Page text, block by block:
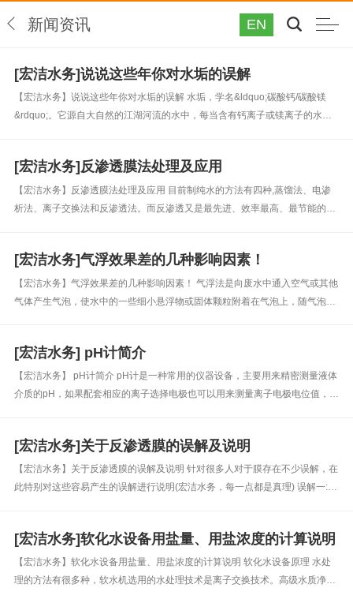
新闻资讯 EN
[宏洁水务]说说这些年你对水垢的误解
【宏洁水务】说说这些年你对水垢的误解 水垢，学名&ldquo;碳酸钙/碳酸镁
&rdquo;。它源自大自然的江湖河流的水中，每当含有钙离子或镁离子的水被
[宏洁水务]反渗透膜法处理及应用
【宏洁水务】反渗透膜法处理及应用 目前制纯水的方法有四种,蒸馏法、电渗
析法、离子交换法和反渗透法。而反渗透又是最先进、效率最高、最节能的制
各...
[宏洁水务]气浮效果差的几种影响因素！
【宏洁水务】气浮效果差的几种影响因素！ 气浮法是向废水中通入空气或其他
气体产生气泡，使水中的一些细小悬浮物或固体颗粒附着在气泡上，随气泡上
[宏洁水务] pH计简介
【宏洁水务】 pH计简介 pH计是一种常用的仪器设备，主要用来精密测量液体
介质的pH，如果配套相应的离子选择电极也可以用来测量离子电极电位值，广
[宏洁水务]关于反渗透膜的误解及说明
【宏洁水务】关于反渗透膜的误解及说明 针对很多人对于膜存在不少误解，在
此特别对这些容易产生的误解进行说明(宏洁水务，每一点都是真理) 误解一:
[宏洁水务]软化水设备用盐量、用盐浓度的计算说明
【宏洁水务】软化水设备用盐量、用盐浓度的计算说明 软化水设备原理 水处
理的方法有很多种，软水机选用的水处理技术是离子交换技术。高级水质净化